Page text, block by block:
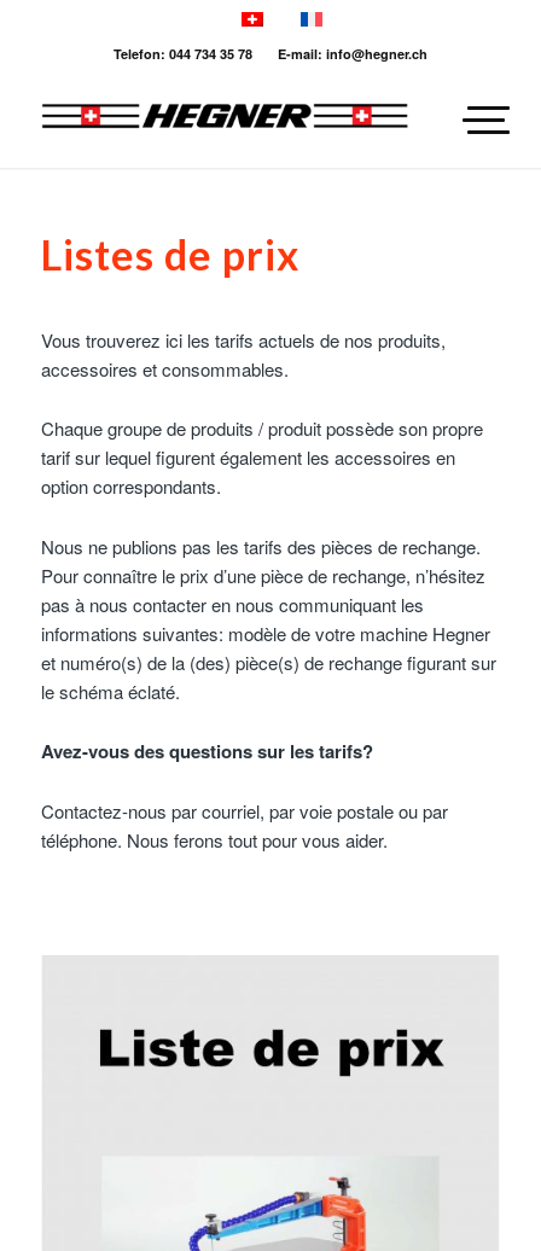
Telefon: 044 734 35 78 E-mail: info@hegner.ch
Listes de prix
Vous trouverez ici les tarifs actuels de nos produits,
accessoires et consommables.
Chaque groupe de produits / produit possède son propre
tarif sur lequel figurent également les accessoires en
option correspondants.
Nous ne publions pas les tarifs des pièces de rechange.
Pour connaître le prix d’une pièce de rechange, n’hésitez
pas à nous contacter en nous communiquant les
informations suivantes: modèle de votre machine Hegner
et numéro(s) de la (des) pièce(s) de rechange figurant sur
le schéma éclaté.
Avez-vous des questions sur les tarifs?
Contactez-nous par courriel, par voie postale ou par
téléphone. Nous ferons tout pour vous aider.